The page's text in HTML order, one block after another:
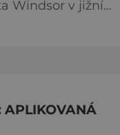
zelenými
bezmála 950
APLIKOVANÁ